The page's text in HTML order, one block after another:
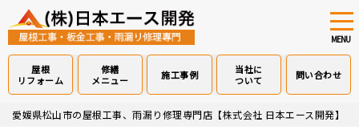
Skip
MENU
屋根
リフォーム
修繕
メニュー
施工事例
当社に
ついて
問い合わせ
愛媛県松山市の屋根工事、雨漏り修理専門店【株式会社 日本エース開発】